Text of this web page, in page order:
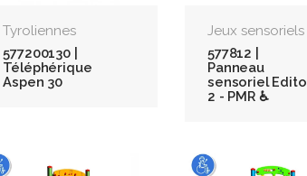
Tyroliennes
577200130 |
Téléphérique
Aspen 30
Jeux sensoriels
577812 |
Panneau
sensoriel Edito
2 - PMR ♿